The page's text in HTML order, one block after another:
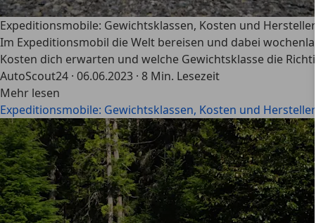
Expeditionsmobile: Gewichtsklassen, Kosten und Hersteller
Im Expeditionsmobil die Welt bereisen und dabei
Kosten dich erwarten und welche Gewichtsklasse die
AutoScout24 · 06.06.2023 · 8 Min. Lesezeit
Mehr lesen
Expeditionsmobile: Gewichtsklassen, Kosten und Hersteller